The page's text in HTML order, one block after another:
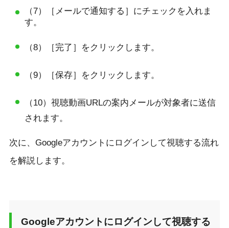
（7）［メールで通知する］にチェックを入れま
す。
（8）［完了］をクリックします。
（9）［保存］をクリックします。
（10）視聴動画URLの案内メールが対象者に送信
されます。
次に、Googleアカウントにログインして視聴する流れ
を解説します。
Googleアカウントにログインして視聴する